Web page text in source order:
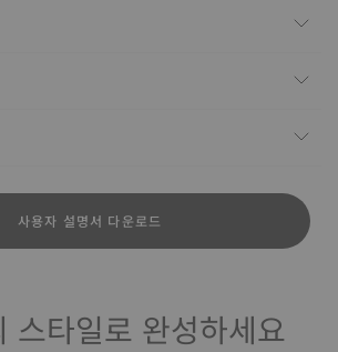
사용자 설명서 다운로드
스타일로 완성하세요